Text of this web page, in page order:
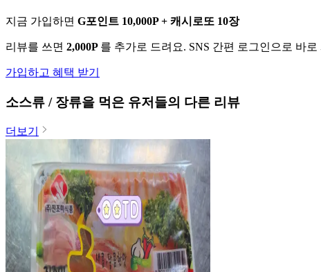
지금 가입하면 G포인트 10,000P + 캐시로또 10장
리뷰를 쓰면 2,000P 를 추가로 드려요. SNS 간편 로그인으로 바로
가입하고 혜택 받기
소스류 / 장류을 먹은 유저들의 다른 리뷰
더보기